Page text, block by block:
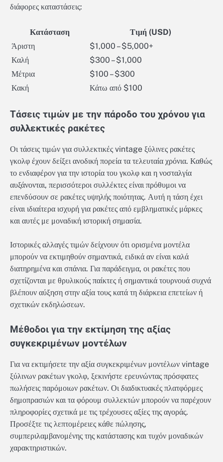
διάφορες καταστάσεις:
Κατάσταση
Τιμή (USD)
Άριστη
$1,000 – $5,000+
Καλή
$300 – $1,000
Μέτρια
$100 – $300
Κακή
Κάτω από $100
Τάσεις τιμών με την πάροδο του χρόνου για
συλλεκτικές ρακέτες
Οι τάσεις τιμών για συλλεκτικές vintage ξύλινες ρακέτες
γκολφ έχουν δείξει ανοδική πορεία τα τελευταία χρόνια. Καθώς
το ενδιαφέρον για την ιστορία του γκολφ και η νοσταλγία
αυξάνονται, περισσότεροι συλλέκτες είναι πρόθυμοι να
επενδύσουν σε ρακέτες υψηλής ποιότητας. Αυτή η τάση έχει
είναι ιδιαίτερα ισχυρή για ρακέτες από εμβληματικές μάρκες
και αυτές με μοναδική ιστορική σημασία.
Ιστορικές αλλαγές τιμών δείχνουν ότι ορισμένα μοντέλα
μπορούν να εκτιμηθούν σημαντικά, ειδικά αν είναι καλά
διατηρημένα και σπάνια. Για παράδειγμα, οι ρακέτες που
σχετίζονται με θρυλικούς παίκτες ή σημαντικά τουρνουά συχνά
βλέπουν αύξηση στην αξία τους κατά τη διάρκεια επετείων ή
σχετικών εκδηλώσεων.
Μέθοδοι για την εκτίμηση της αξίας
συγκεκριμένων μοντέλων
Για να εκτιμήσετε την αξία συγκεκριμένων μοντέλων vintage
ξύλινων ρακέτων γκολφ, ξεκινήστε ερευνώντας πρόσφατες
πωλήσεις παρόμοιων ρακέτων. Οι διαδικτυακές πλατφόρμες
δημοπρασιών και τα φόρουμ συλλεκτών μπορούν να παρέχουν
πληροφορίες σχετικά με τις τρέχουσες αξίες της αγοράς.
Προσέξτε τις λεπτομέρειες κάθε πώλησης,
συμπεριλαμβανομένης της κατάστασης και τυχόν μοναδικών
χαρακτηριστικών.